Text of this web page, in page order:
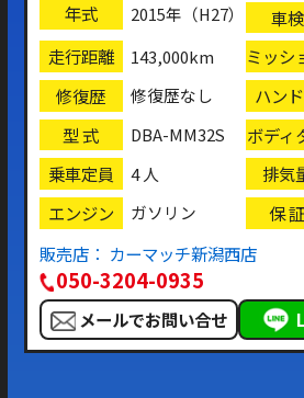
年式 2015年（H27） 車検
走行距離 143,000km ミッシ
修復歴 修復歴なし ハン
型 式 DBA-MM32S
ボディ
プ
乗車定員 4 人 排気
エンジン ガソリン
保 証
販売店： カーマッチ新潟西店
050-3204-0935
メールでお問い合せ